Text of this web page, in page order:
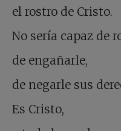
el rostro de Cristo.
No sería capaz de
de engañarle,
de negarle sus
Es Cristo,